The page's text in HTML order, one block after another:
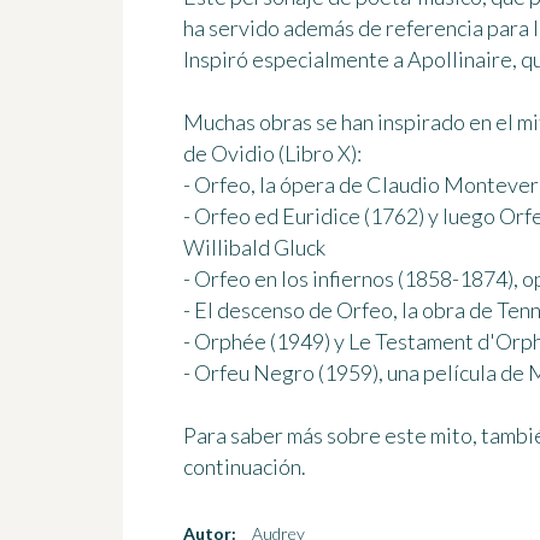
ha servido además de referencia para
Inspiró especialmente a Apollinaire,
Muchas obras se han inspirado en el
de Ovidio (Libro X):
- Orfeo, la ópera de Claudio
- Orfeo ed Euridice (1762) y luego
Willibald Gluck
- Orfeo en los infiernos (1858-1874),
- El descenso de Orfeo, la obra de
- Orphée (1949) y Le Testament
- Orfeu Negro (1959), una película de
Para saber más sobre este mito,
continuación.
Autor: Audrey